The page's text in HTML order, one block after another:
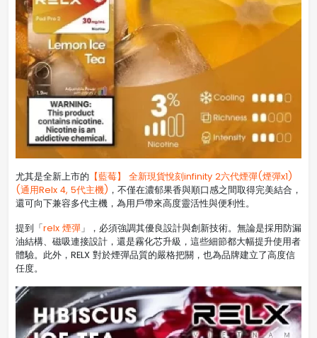
尤其是全新上市的 【藍莓】 全新現貨悅刻infinity 2六代煙彈(煙彈x1)
(通用Relx 4, 5代主機) ，不僅在濃郁果香與順口感之間取得完美結合，
還可向下兼容多代主機，為用戶帶來高度靈活性與便利性。
提到「relx 煙彈 」，必須強調其優良設計與創新技術。無論是採用防漏
油結構、磁吸連接設計，還是霧化芯升級，這些細節都大幅提升使用者
體驗。此外，RELX 對於煙彈品質的嚴格把關，也為品牌建立了高度信
任度。